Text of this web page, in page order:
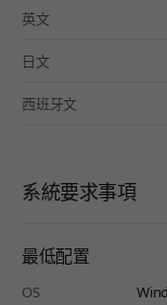
英文
日文
西班牙文
系統要求事項
最低配置
OS